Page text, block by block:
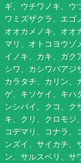
ギ、ウチワノキ、ウ
ワミズザクラ、エゴ
オオカメノキ、オオ
マリ、オトコヨウゾ
イノキ、カキ、ガク
シワ、カシワバアジ
カラタチ、カリン、
ゲ、キソケイ、キハ
ンシバイ、クコ、ク
キ、クリ、クロモジ
コデマリ、コナラ、
ンズイ、サイカチ、
ン、サルスベリ、サ